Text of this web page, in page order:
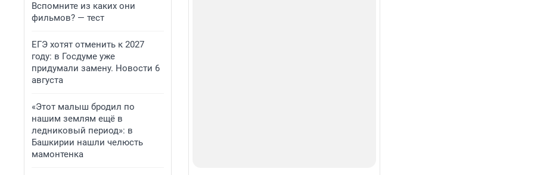
Вспомните из каких они
фильмов? — тест
ЕГЭ хотят отменить к 2027
году: в Госдуме уже
придумали замену. Новости 6
августа
«Этот малыш бродил по
нашим землям ещё в
ледниковый период»: в
Башкирии нашли челюсть
мамонтенка